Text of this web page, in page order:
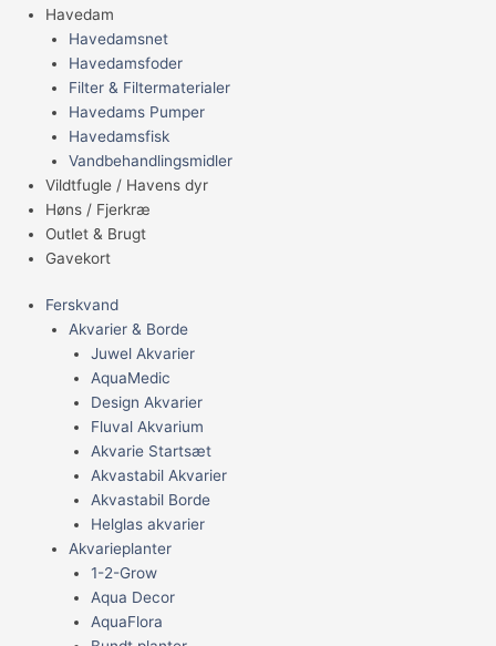
Havedam
Havedamsnet
Havedamsfoder
Filter & Filtermaterialer
Havedams Pumper
Havedamsfisk
Vandbehandlingsmidler
Vildtfugle / Havens dyr
Høns / Fjerkræ
Outlet & Brugt
Gavekort
Ferskvand
Akvarier & Borde
Juwel Akvarier
AquaMedic
Design Akvarier
Fluval Akvarium
Akvarie Startsæt
Akvastabil Akvarier
Akvastabil Borde
Helglas akvarier
Akvarieplanter
1-2-Grow
Aqua Decor
AquaFlora